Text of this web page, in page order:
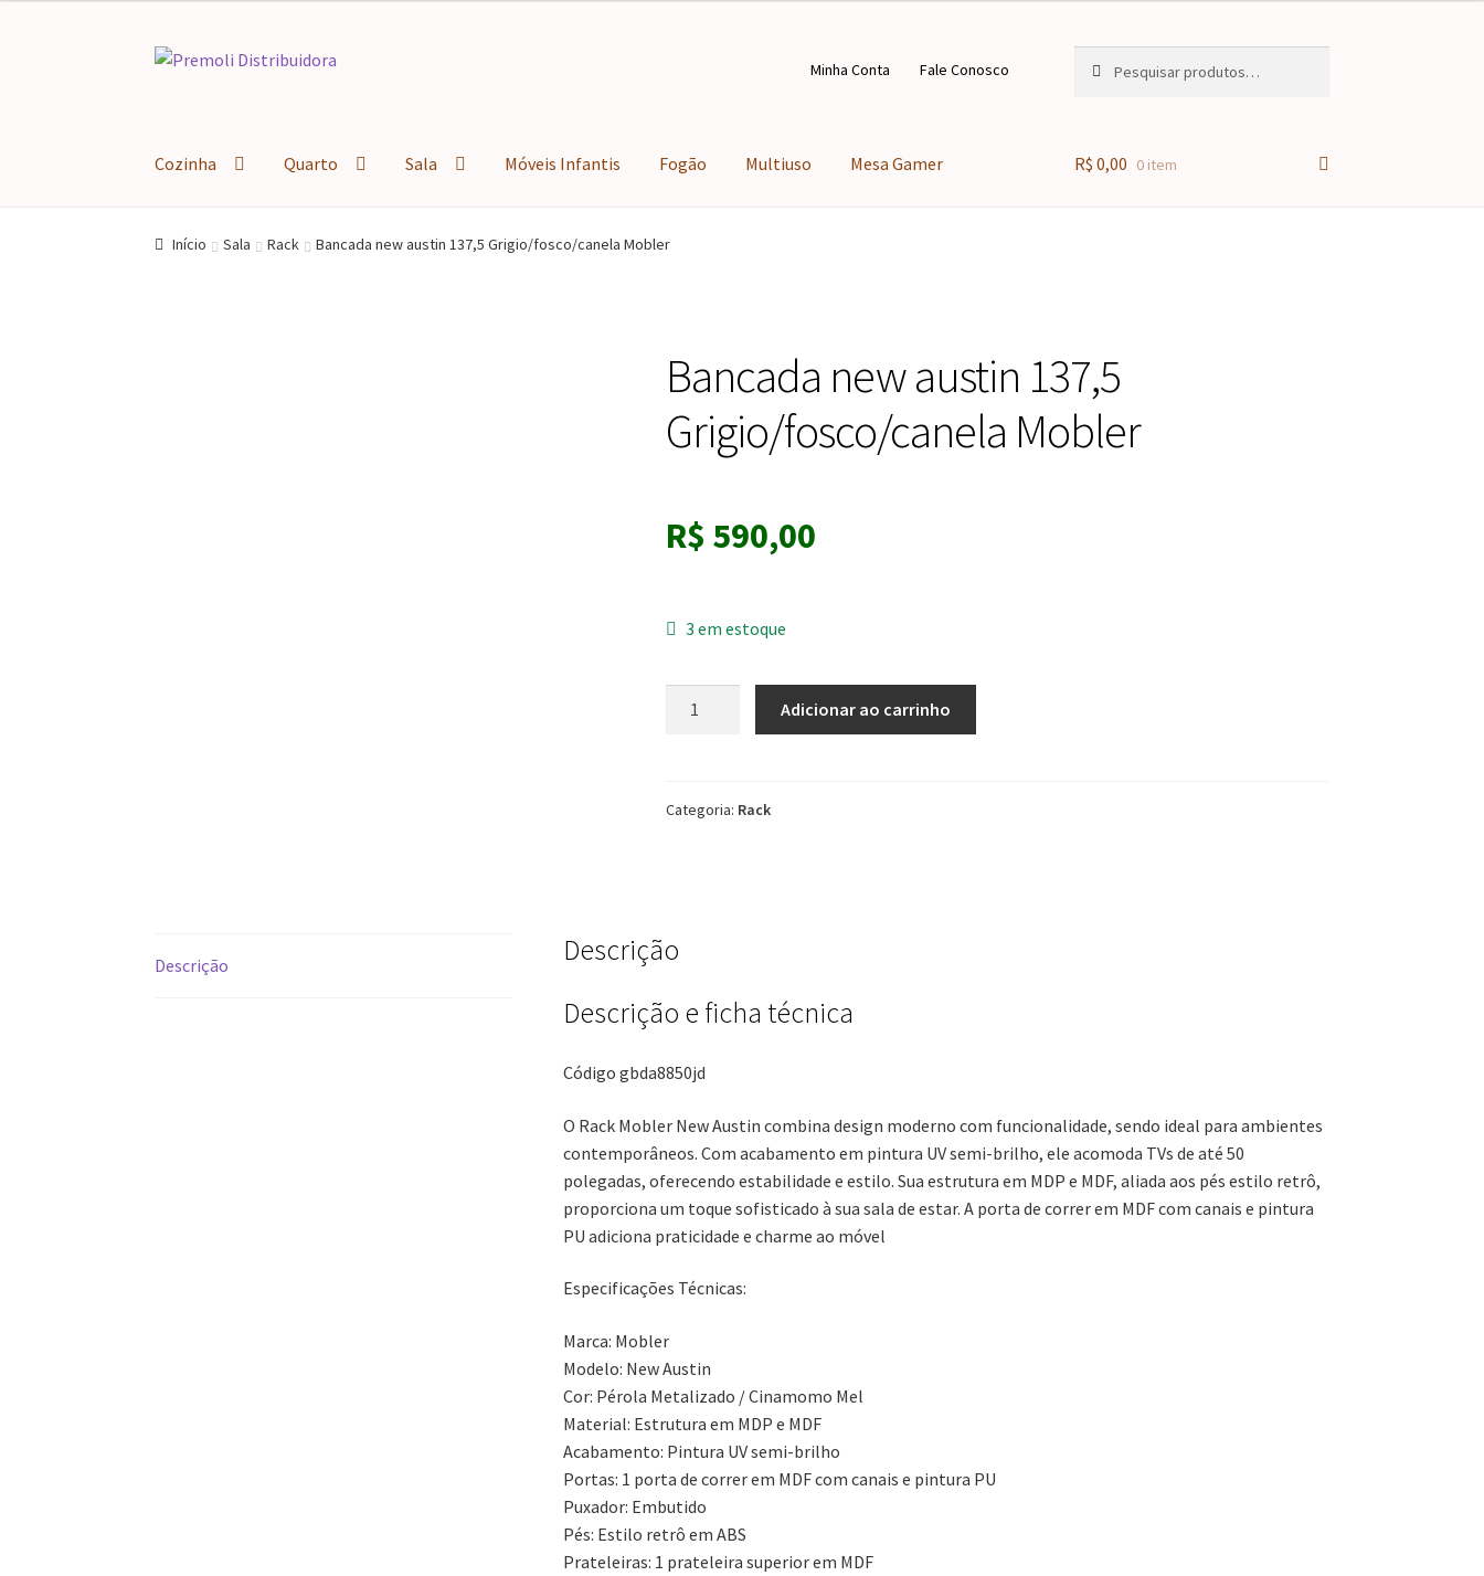
Pular
Pular
Minha Conta Fale Conosco
por:
Cozinha Quarto Sala Móveis Infantis Fogão Multiuso Mesa Gamer R$ 0,00 0 item
Início Sala Rack Bancada new austin 137,5 Grigio/fosco/canela Mobler
Bancada new austin 137,5
Grigio/fosco/canela Mobler
R$ 590,00
3 em estoque
Grigio/fosco/canela
Adicionar ao carrinho
Categoria: Rack
Descrição
Descrição
Descrição e ficha técnica
Código gbda8850jd
O Rack Mobler New Austin combina design moderno com funcionalidade, sendo ideal para ambientes
contemporâneos. Com acabamento em pintura UV semi-brilho, ele acomoda TVs de até 50
polegadas, oferecendo estabilidade e estilo. Sua estrutura em MDP e MDF, aliada aos pés estilo retrô,
proporciona um toque sofisticado à sua sala de estar. A porta de correr em MDF com canais e pintura
PU adiciona praticidade e charme ao móvel
Especificações Técnicas:
Marca: Mobler
Modelo: New Austin
Cor: Pérola Metalizado / Cinamomo Mel
Material: Estrutura em MDP e MDF
Acabamento: Pintura UV semi-brilho
Portas: 1 porta de correr em MDF com canais e pintura PU
Puxador: Embutido
Pés: Estilo retrô em ABS
Prateleiras: 1 prateleira superior em MDF